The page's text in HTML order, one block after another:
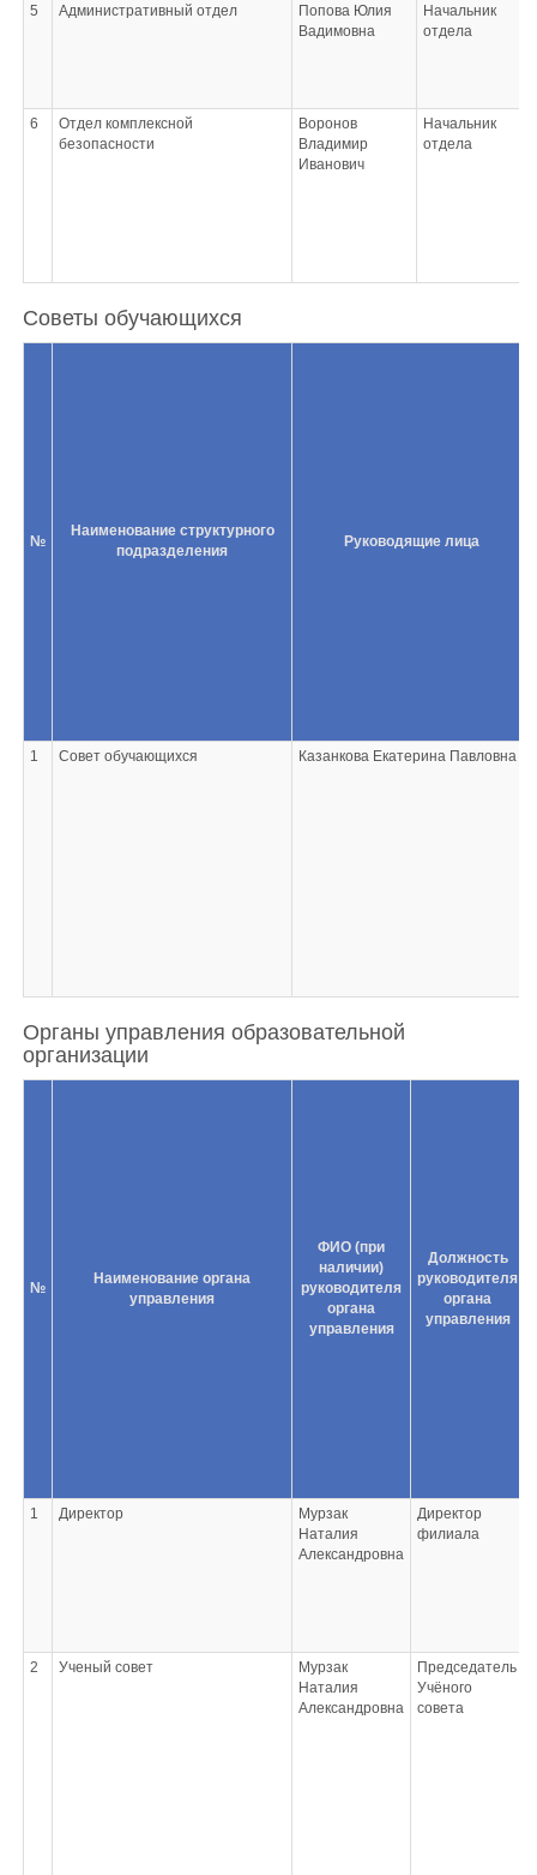
5 Административный отдел
Попова Юлия
Вадимовна
Начальник
отдела
6
Отдел комплексной
безопасности
Воронов
Владимир
Иванович
Начальник
отдела
Советы обучающихся
№
Наименование структурного
подразделения
Руководящие лица
1 Совет обучающихся Казанкова Екатерина Павловна
Органы управления образовательной
организации
№
Наименование органа
управления
ФИО (при
наличии)
руководителя
органа
управления
Должность
руководителя
органа
управления
1 Директор
Мурзак
Наталия
Александровна
Директор
филиала
2
Ученый совет
Мурзак
Наталия
Александровна
Председатель
Учёного
совета